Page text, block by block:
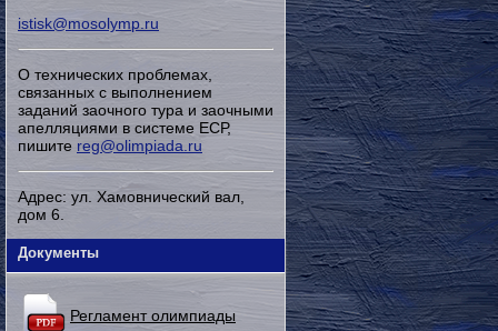
istisk@mosolymp.ru
О технических проблемах,
связанных с выполнением
заданий заочного тура и заочными
апелляциями в системе ЕСР,
пишите reg@olimpiada.ru
Адрес: ул. Хамовнический вал,
дом 6.
Документы
Регламент олимпиады